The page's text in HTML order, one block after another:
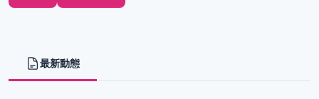
最新動態